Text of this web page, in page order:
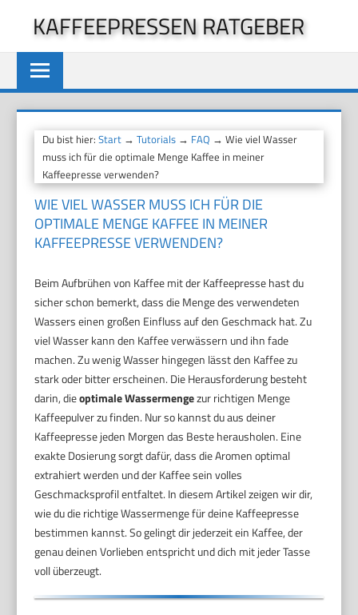
springen
KAFFEEPRESSEN RATGEBER
Du bist hier:Start →Tutorials → FAQ → Wie viel Wasser
muss ich für die optimale Menge Kaffee in meiner
Kaffeepresse verwenden?
WIE VIEL WASSER MUSS ICH FÜR DIE
OPTIMALE MENGE KAFFEE IN MEINER
KAFFEEPRESSE VERWENDEN?
Beim Aufbrühen von Kaffee mit der Kaffeepresse hast du
sicher schon bemerkt, dass die Menge des verwendeten
Wassers einen großen Einfluss auf den Geschmack hat. Zu
viel Wasser kann den Kaffee verwässern und ihn fade
machen. Zu wenig Wasser hingegen lässt den Kaffee zu
stark oder bitter erscheinen. Die Herausforderung besteht
darin, dieoptimale Wassermengezur richtigen Menge
Kaffeepulver zu finden. Nur so kannst du aus deiner
Kaffeepresse jeden Morgen das Beste herausholen. Eine
exakte Dosierung sorgt dafür, dass die Aromen optimal
extrahiert werden und der Kaffee sein volles
Geschmacksprofil entfaltet. In diesem Artikel zeigen wir dir,
wie du die richtige Wassermenge für deine Kaffeepresse
bestimmen kannst. So gelingt dir jederzeit ein Kaffee, der
genau deinen Vorlieben entspricht und dich mit jeder Tasse
voll überzeugt.